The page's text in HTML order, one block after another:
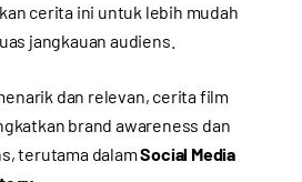
cerita ini untuk lebih mudah
jangkauan audiens.
dan relevan, cerita film
brand awareness dan
terutama dalamSocial Media